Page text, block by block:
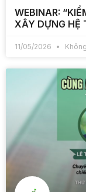
WEBINAR:
XÂY DỰNG HỆ
11/05/2026